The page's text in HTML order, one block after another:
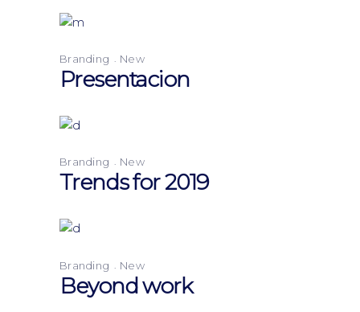
Branding New
Presentacion
Branding New
Trends for 2019
Branding New
Beyond work